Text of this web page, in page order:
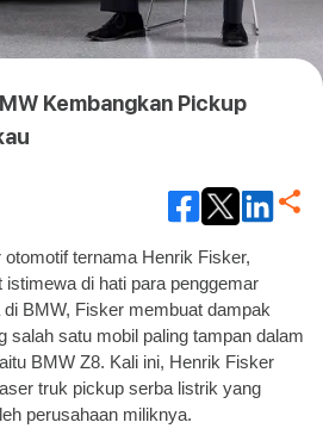
Kembangkan Pickup
otomotif ternama Henrik Fisker,
di hati para penggemar
BMW, Fisker membuat dampak
salah satu mobil paling tampan dalam
BMW Z8. Kali ini, Henrik Fisker
truk pickup serba listrik yang
perusahaan miliknya.